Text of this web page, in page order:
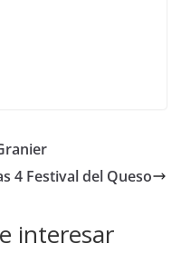
4 Festival del Queso
interesar